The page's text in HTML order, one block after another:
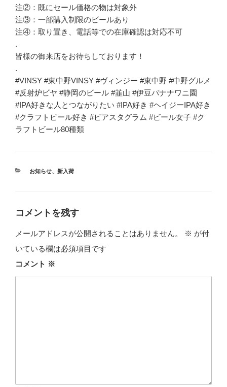
注②：既にセール価格の物は対象外
注③：一部購入制限のビールあり
注④：取り置き、電話等での在庫確認は対応不可
.
皆様の御来店をお待ちしております！
.
#VINSY #東中野VINSY #ヴィンジー #東中野 #中野グルメ
#反射炉ビヤ #静岡のビール #韮山 #伊豆バナナワニ園
#IPA好きな人とつながりたい #IPA好き #ヘイジーIPA好き
#クラフトビール好き #ビアスタグラム #ビール女子 #ク
ラフトビール80種類
カ
お知らせ、 新入荷
コメントを残す
メールアドレスが公開されることはありません。 ※ が付
いている欄は必須項目です
コメント ※